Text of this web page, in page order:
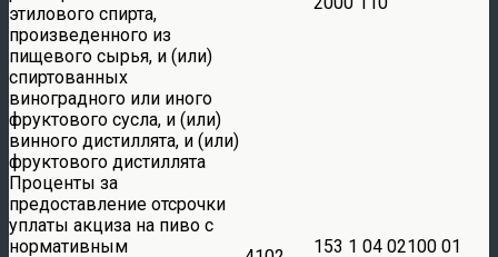
этилового спирта,
произведенного из
пищевого сырья, и (или)
спиртованных
виноградного или иного
фруктового сусла, и (или)
винного дистиллята, и (или)
фруктового дистиллята
Проценты за
предоставление отсрочки
уплаты акциза на пиво с
нормативным
153 1 04 02100 01